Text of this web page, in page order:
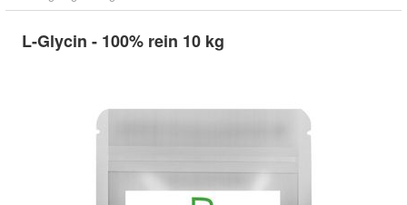
L-Glycin - 100% rein 10 kg